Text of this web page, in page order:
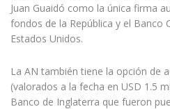
Juan Guaidó como la única firma
fondos de la República y el Banco
Estados Unidos.
La AN también tiene la opción de
(valorados a la fecha en USD 1.5
Banco de Inglaterra que fueron